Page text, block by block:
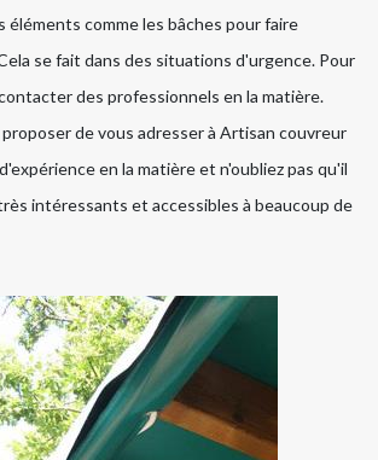
éléments comme les bâches pour faire
se fait dans des situations d'urgence. Pour
des professionnels en la matière.
de vous adresser à Artisan couvreur
en la matière et n'oubliez pas qu'il
intéressants et accessibles à beaucoup de